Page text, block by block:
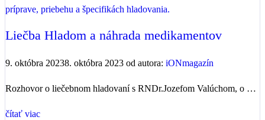
Liečba Hladom a náhrada medikamentov
9. októbra 20238. októbra 2023 od autora: iONmagazín
Rozhovor o liečebnom hladovaní s RNDr.Jozefom Valúchom, o …
čítať viac